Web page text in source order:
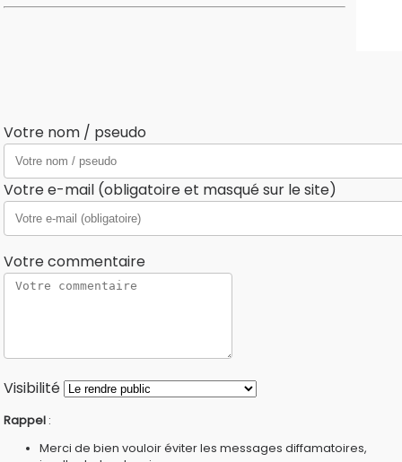
Votre nom / pseudo
Votre e-mail (obligatoire et masqué sur le site)
Votre commentaire
Visibilité
Rappel :
Merci de bien vouloir éviter les messages diffamatoires,